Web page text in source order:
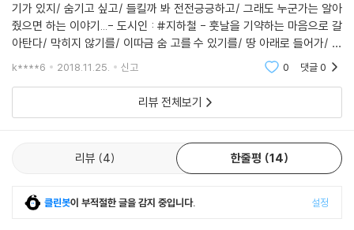
사람과 사람, 그 내면에 흐르는 특별한 감정
같은 곳에서 출발했지만 지금 나는 여기에, 너는 거기에 있다. 많이 변했구
나. 나는 말했고 너는 웃었다. 오래되었잖아. 나는 그 말이 나이를 많이 먹
었다는 말인지 헤어진 지 오래되었다는 말인지 이해할 수 없었다. 둘 다. 너
는 덧붙여 말하고 하얀 이를 드러내며 씩 웃었다. 내 마음을 읽는 것은 여전
는 사실을 가리키는 것이었다. 둘 다 한동안 아무 말도 하지 않았다. 우리는
서로의 첫사랑이었다.
기가 있지/ 숨기고 싶고/ 들킬까 봐 전전긍긍하고/ 그래도 누군가는 알아
줬으면 하는 이야기...- 도시인 : #지하철 - 훗날을 기약하는 마음으로 갈
아탄다/ 막히지 않기를/ 이따금 숨 고를 수 있기를/ 땅 아래로 들어가/ 강
위를 달리기도 한다...- 손을 놓치다 : 분침이 따라잡지 못한 시침/ 마음과
k****6 2018.11.25. 신고 0 댓글0
리뷰 전체보기
리뷰 4 한줄평 14
클린봇이 부적절한 글을 감지 중입니다. 설정